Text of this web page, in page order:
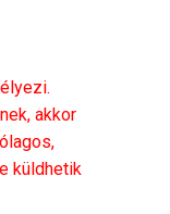
akkor
küldhetik